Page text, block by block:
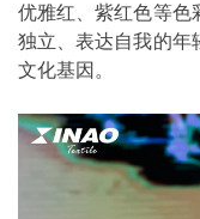
优雅红、紫红色等色
独立、表达自我的年
文化基因。